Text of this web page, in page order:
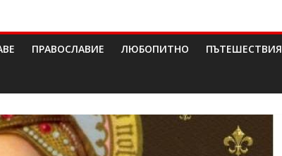
ПРАВОСЛАВИЕ ЛЮБОПИТНО ПЪТЕШЕСТВИЯ